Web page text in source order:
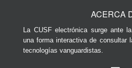
ACERCA
La CUSF electrónica surge ante
una forma interactiva de consultar
tecnologías vanguardistas.